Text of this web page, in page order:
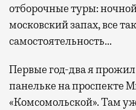
отборочные туры:
московский запах, все
самостоятельность…
Первые год-два я
панельке на проспекте
«Комсомольской». Там